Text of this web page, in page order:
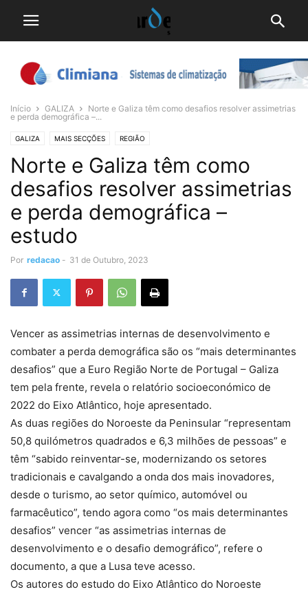
Início GALIZA
Norte e Galiza têm como desafios resolver assimetrias
e perda demográfica –...
GALIZA MAIS SECÇÕES REGIÃO
Norte e Galiza têm como
desafios resolver assimetrias
e perda demográfica –
estudo
Por redacao - 31 de Outubro, 2023
Vencer as assimetrias internas de desenvolvimento e
combater a perda demográfica são os “mais determinantes
desafios” que a Euro Região Norte de Portugal – Galiza
tem pela frente, revela o relatório socioeconómico de
2022 do Eixo Atlântico, hoje apresentado.
As duas regiões do Noroeste da Peninsular “representam
50,8 quilómetros quadrados e 6,3 milhões de pessoas” e
têm “sabido reinventar-se, modernizando os setores
tradicionais e cavalgando a onda dos mais inovadores,
desde o turismo, ao setor químico, automóvel ou
farmacêutico”, tendo agora como “os mais determinantes
desafios” vencer “as assimetrias internas de
desenvolvimento e o desafio demográfico”, refere o
documento, a que a Lusa teve acesso.
Os autores do estudo do Eixo Atlântico do Noroeste